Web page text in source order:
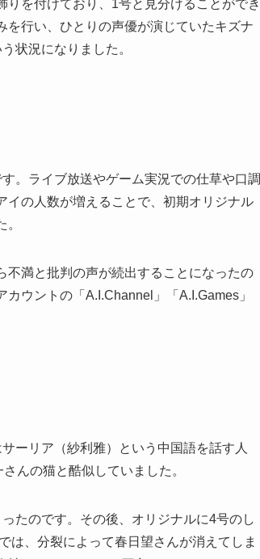
を付けており、1号と見分けることができ
を行い、ひとりの声優が演じていたキズナ
状況になりました。
。ライブ放送やゲーム実況での仕草や口調
イの人数が増えることで、初期オリジナル
不満と批判の声が続出することになったの
ウントの「A.I.Channel」「A.I.Games」
ーリア（紗利雅）という中国語を話す人
んの猫と酷似していました。
たのです。その後、オリジナルに4号のし
は、分裂によって春日望さんが消えてしま